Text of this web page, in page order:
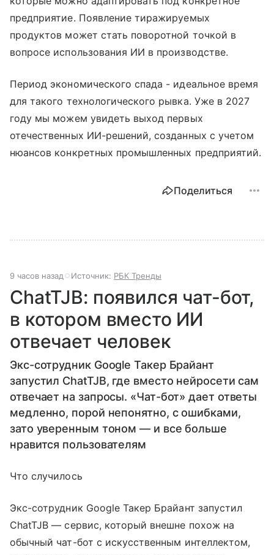
предприятие. Появление тиражируемых
продуктов может стать поворотной точкой в
вопросе использования ИИ в производстве.
Период экономического спада - идеальное время
для такого технологического рывка. Уже в 2027
году мы можем увидеть выход первых
отечественных ИИ-решений, созданных с учетом
нюансов конкретных промышленных предприятий.
Поделиться
9 часов назад Источник: РБК Тренды
ChatTJB: появился чат-бот,
в котором вместо ИИ
отвечает человек
Экс-сотрудник Google Такер Брайант
запустил ChatTJB, где вместо нейросети сам
отвечает на запросы. «Чат-бот» дает ответы
медленно, порой непонятно, с ошибками,
зато уверенным тоном — и все больше
нравится пользователям
Что случилось
Экс-сотрудник Google Такер Брайант запустил
ChatTJB — сервис, который внешне похож на
обычный чат-бот с искусственным интеллектом,